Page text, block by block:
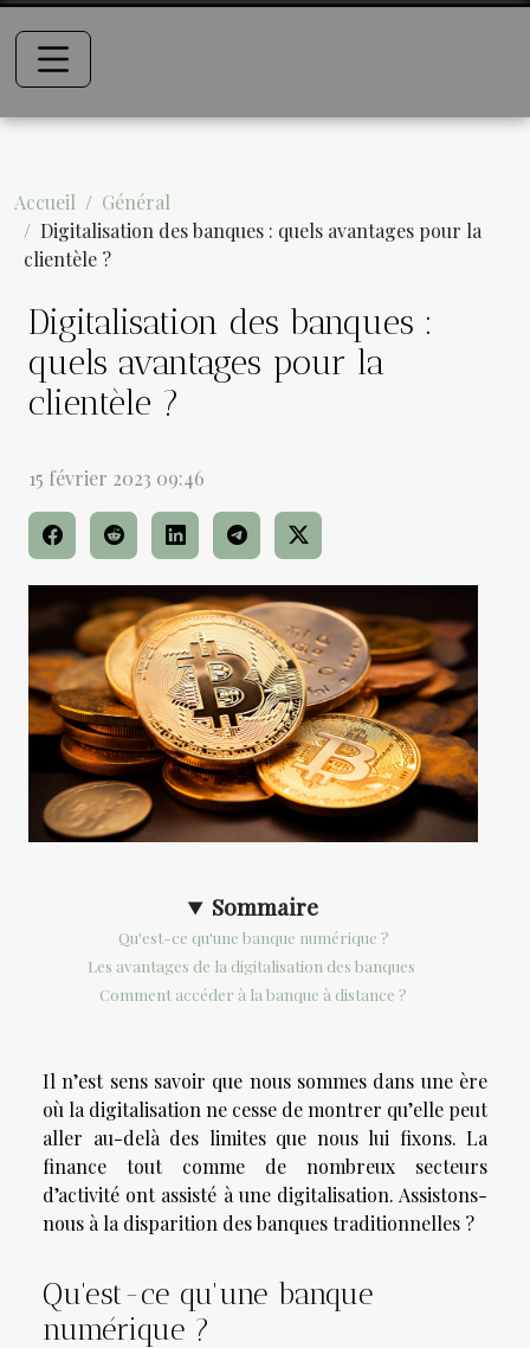
Accueil
Général
Digitalisation des banques : quels avantages pour la
clientèle ?
Digitalisation des banques :
quels avantages pour la
clientèle ?
15 février 2023 09:46
Sommaire
Qu'est-ce qu'une banque numérique ?
Les avantages de la digitalisation des banques
Comment accéder à la banque à distance ?
Il n’est sens savoir que nous sommes dans une ère
où la digitalisation ne cesse de montrer qu’elle peut
aller au-delà des limites que nous lui fixons. La
finance tout comme de nombreux secteurs
d’activité ont assisté à une digitalisation. Assistons-
nous à la disparition des banques traditionnelles ?
Qu'est-ce qu'une banque
numérique ?